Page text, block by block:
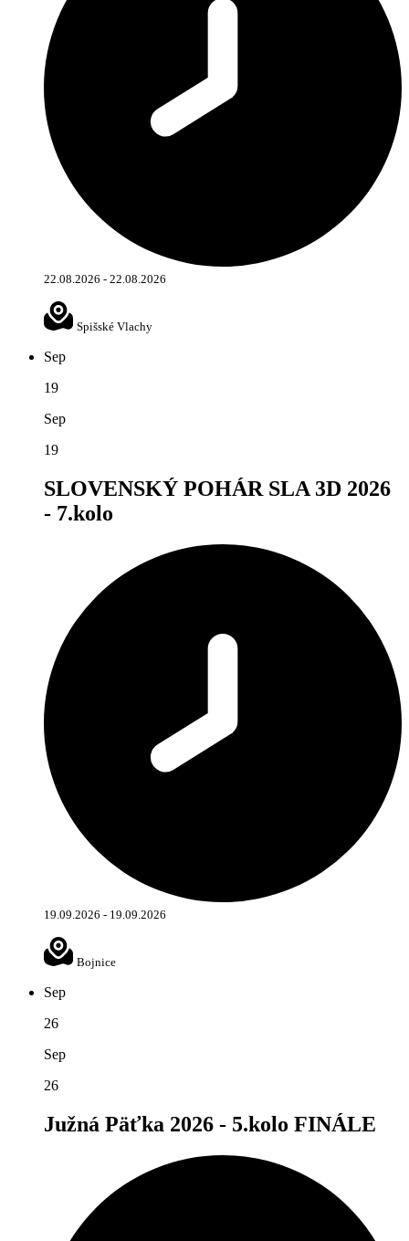
22.08.2026 - 22.08.2026
Spišské Vlachy
Sep
19
Sep
19
SLOVENSKÝ POHÁR SLA 3D 2026
- 7.kolo
19.09.2026 - 19.09.2026
Bojnice
Sep
26
Sep
26
Južná Päťka 2026 - 5.kolo FINÁLE